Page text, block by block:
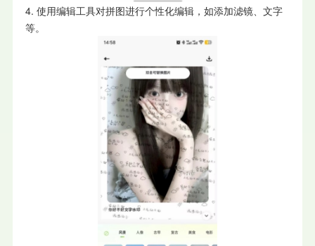
4. 使用编辑工具对拼图进行个性化编辑，如添加滤镜、文字
等。